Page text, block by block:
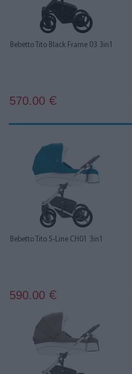
Bebetto Tito Black Frame 03 3in1
570.00 €
Bebetto Tito S-Line CH01 3in1
590.00 €